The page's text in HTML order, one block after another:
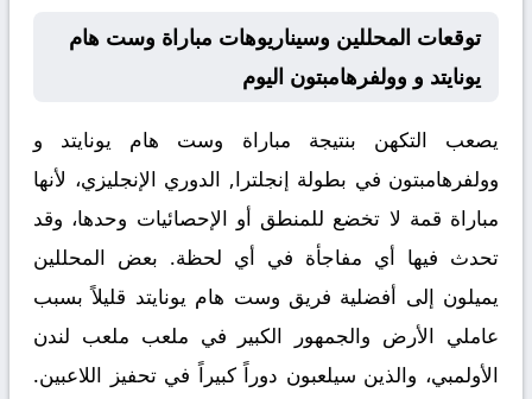
توقعات المحللين وسيناريوهات مباراة وست هام
يونايتد و وولفرهامبتون اليوم
يصعب التكهن بنتيجة مباراة وست هام يونايتد و
وولفرهامبتون في بطولة إنجلترا, الدوري الإنجليزي، لأنها
مباراة قمة لا تخضع للمنطق أو الإحصائيات وحدها، وقد
تحدث فيها أي مفاجأة في أي لحظة. بعض المحللين
يميلون إلى أفضلية فريق وست هام يونايتد قليلاً بسبب
عاملي الأرض والجمهور الكبير في ملعب ملعب لندن
الأولمبي، والذين سيلعبون دوراً كبيراً في تحفيز اللاعبين.